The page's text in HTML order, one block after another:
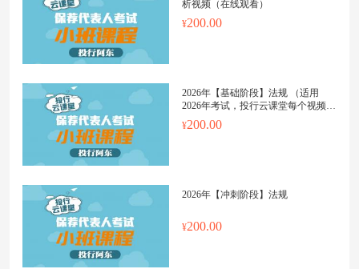
析视频（在线观看）
200.00
2026年【基础阶段】法规 （适用
2026年考试，投行云课堂每个视频上
传更新日期都会标明）
200.00
2026年【冲刺阶段】法规
200.00